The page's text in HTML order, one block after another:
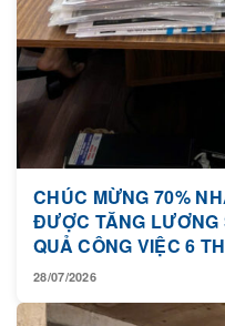
CHÚC MỪNG 70%
ĐƯỢC TĂNG LƯƠNG
QUẢ CÔNG VIỆC 6
28/07/2026